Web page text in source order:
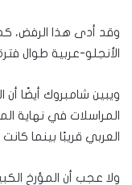
وقد أدى هذا الرفض،
الأنجلو-عربية طوال
ويبين شامبروك أيضًا أن
العربي قريبًا بينما
ولا عجب أن المؤرخ